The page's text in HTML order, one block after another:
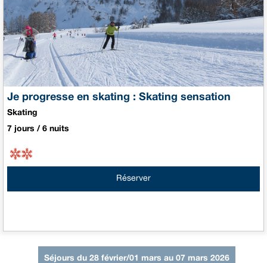
Je progresse en skating : Skating sensation
Skating
7 jours / 6 nuits
Réserver
Séjours du 28 février/01 mars au 07 mars 2026